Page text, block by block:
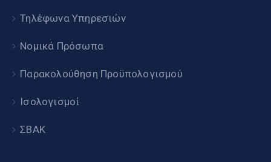
Τηλέφωνα Υπηρεσιών
Νομικά Πρόσωπα
Παρακολούθηση Προϋπολογισμού
Ισολογισμοί
ΣΒΑΚ